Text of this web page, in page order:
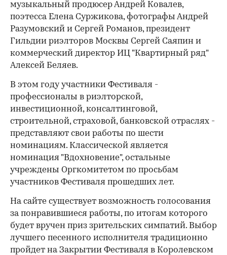
музыкальный продюсер Андрей Ковалев,
поэтесса Елена Суржикова, фотографы Андрей
Разумовский и Сергей Романов, президент
Гильдии риэлторов Москвы Сергей Саяпин и
коммерческий директор ИЦ "Квартирный ряд"
Алексей Беляев.
В этом году участники Фестиваля -
профессионалы в риэлторской,
инвестиционной, консалтинговой,
строительной, страховой, банковской отраслях -
представляют свои работы по шести
номинациям. Классической является
номинация "Вдохновение", остальные
учреждены Оргкомитетом по просьбам
участников Фестиваля прошедших лет.
На сайте существует возможность голосования
за понравившиеся работы, по итогам которого
будет вручен приз зрительских симпатий. Выбор
лучшего песенного исполнителя традиционно
пройдет на Закрытии Фестиваля в Королевском